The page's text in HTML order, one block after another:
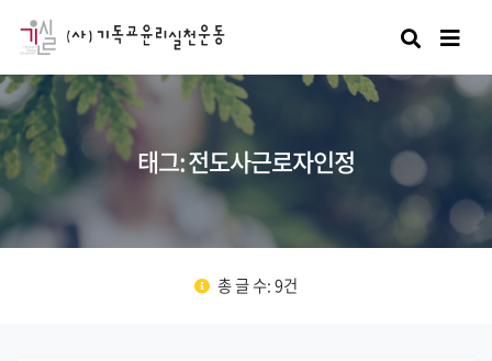
검색
태그: 전도사근로자인정
총 글 수: 9건